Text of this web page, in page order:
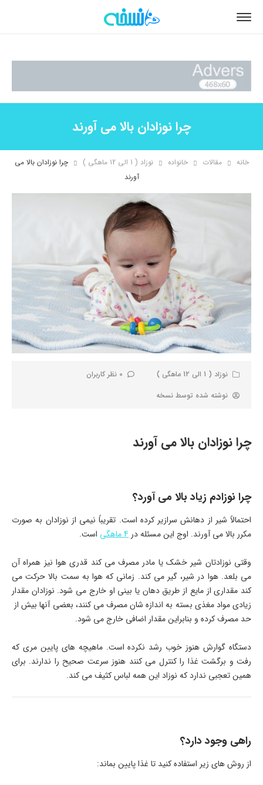
چرا نوزادان بالا می آورند
خانه مقالات خانواده نوزاد ( 1 الی 12 ماهگی )
چرا نوزادان بالا می
آورند
نوزاد ( 1 الی 12 ماهگی )
0 نظر کاربران
نوشته شده توسط نسخه
چرا نوزادان بالا می آورند
چرا نوزادم زیاد بالا می آورد؟
احتمالاً شیر از دهانش سرازیر کرده است. تقریباً نیمی از نوزادان به صورت
مکرر بالا می آورند. اوج این مسئله در 4 ماهگی است.
وقتی نوزادتان شیر خشک یا مادر مصرف می کند قدری هوا نیز همراه آن
می بلعد. هوا در شیر، گیر می کند. زمانی که هوا به سمت بالا حرکت می
کند مقداری از مایع از طریق دهان یا بینی او خارج می شود. نوزادان مقدار
زیادی مواد مغذی بسته به اندازه شان مصرف می کنند، بعضی آنها بیش از
حد مصرف کرده و بنابراین مقدار اضافی خارج می شود.
دستگاه گوارش هنوز خوب رشد نکرده است. ماهیچه های پایین مری که
رفت و برگشت غذا را کنترل می کنند هنوز سرعت صحیح را ندارند. برای
همین تعجبی ندارد که نوزاد این همه لباس کثیف می کند.
راهی وجود دارد؟
از روش های زیر استفاده کنید تا غذا پایین بماند: